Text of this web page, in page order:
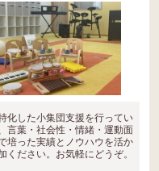
化した小集団支援を行ってい
言葉・社会性・情緒・運動面
培った実績とノウハウを活か
ださい。お気軽にどうぞ。